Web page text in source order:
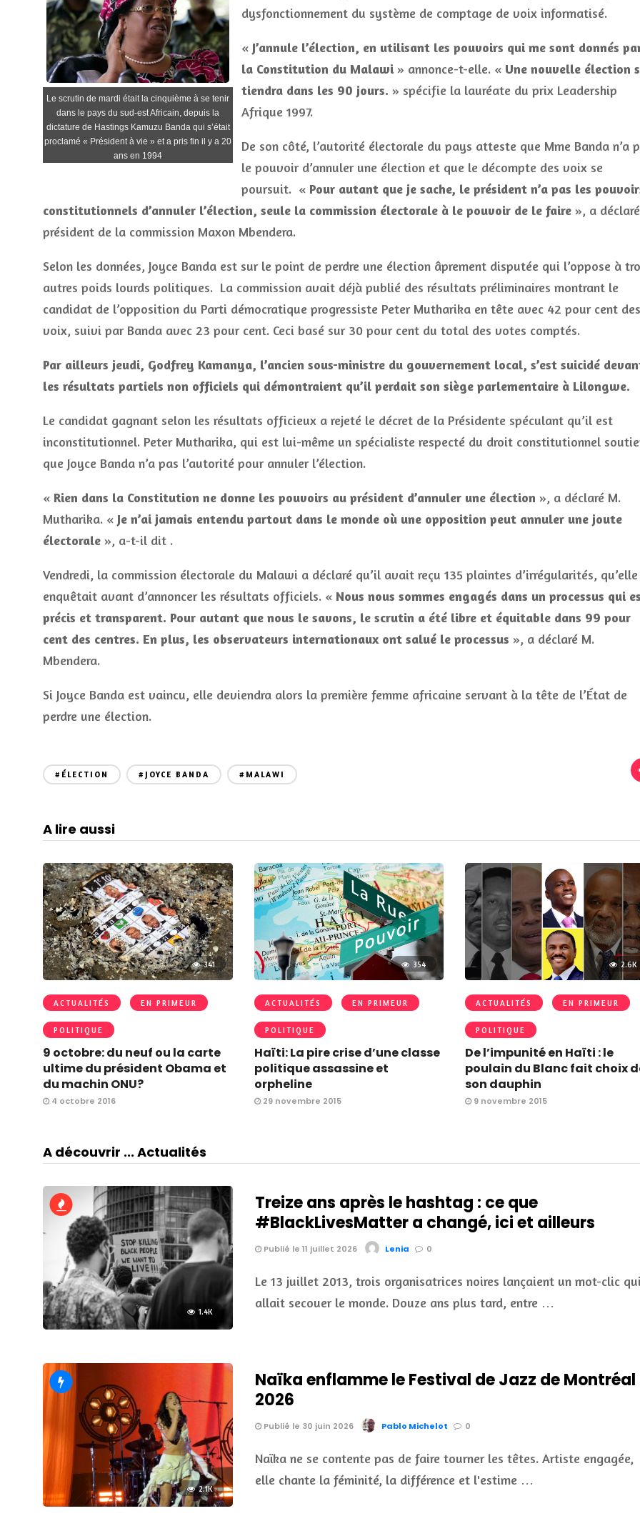
Le scrutin de mardi était la cinquième à se tenir
dans le pays du sud-est Africain, depuis la
dictature de Hastings Kamuzu Banda qui s’était
proclamé « Président à vie » et a pris fin il y a 20
ans en 1994
dysfonctionnement du système de comptage de voix informatisé.
« J’annule l’élection, en utilisant les pouvoirs qui me sont donnés
la Constitution du Malawi » annonce-t-elle. « Une nouvelle élection
tiendra dans les 90 jours. » spécifie la lauréate du prix Leadership
Afrique 1997.
De son côté, l’autorité électorale du pays atteste que Mme Banda n’a
le pouvoir d’annuler une élection et que le décompte des voix se
poursuit. « Pour autant que je sache, le président n’a pas les
constitutionnels d’annuler l’élection, seule la commission électorale à le pouvoir de le faire », a
président de la commission Maxon Mbendera.
Selon les données, Joyce Banda est sur ​​le point de perdre une élection âprement disputée qui l’oppose à
autres poids lourds politiques. La commission avait déjà publié des résultats préliminaires montrant le
candidat de l’opposition du Parti démocratique progressiste Peter Mutharika en tête avec 42 pour cent des
voix, suivi par Banda avec 23 pour cent. Ceci basé sur 30 pour cent du total des votes comptés.
Par ailleurs jeudi, Godfrey Kamanya, l’ancien sous-ministre du gouvernement local, s’est suicidé
les résultats partiels non officiels qui démontraient qu’il perdait son siège parlementaire à Lilongwe.
Le candidat gagnant selon les résultats officieux a rejeté le décret de la Présidente spéculant qu’il est
inconstitutionnel. Peter Mutharika, qui est lui-même un spécialiste respecté du droit constitutionnel
que Joyce Banda n’a pas l’autorité pour annuler l’élection.
« Rien dans la Constitution ne donne les pouvoirs au président d’annuler une élection », a déclaré M.
Mutharika. « Je n’ai jamais entendu partout dans le monde où une opposition peut annuler une joute
électorale », a-t-il dit .
Vendredi, la commission électorale du Malawi a déclaré qu’il avait reçu 135 plaintes d’irrégularités, qu’elle
enquêtait avant d’annoncer les résultats officiels. « Nous nous sommes engagés dans un processus qui
précis et transparent. Pour autant que nous le savons, le scrutin a été libre et équitable dans 99 pour
cent des centres. En plus, les observateurs internationaux ont salué le processus », a déclaré M.
Mbendera.
Si Joyce Banda est vaincu, elle deviendra alors la première femme africaine servant à la tête de l’État de
perdre une élection.
#ÉLECTION #JOYCE BANDA #MALAWI
A lire aussi
341
ACTUALITÉS EN PRIMEUR
POLITIQUE
9 octobre: du neuf ou la carte
ultime du président Obama et
du machin ONU?
4 octobre 2016
354
ACTUALITÉS EN PRIMEUR
POLITIQUE
Haïti: La pire crise d’une classe
politique assassine et
orpheline
29 novembre 2015
2.6K
ACTUALITÉS EN PRIMEUR
POLITIQUE
De l’impunité en Haïti : le
poulain du Blanc fait choix
son dauphin
9 novembre 2015
A découvrir ... Actualités
1.4K
Treize ans après le hashtag : ce que
#BlackLivesMatter a changé, ici et ailleurs
Publié le 11 juillet 2026 Lenia 0
Le 13 juillet 2013, trois organisatrices noires lançaient un mot-clic
allait secouer le monde. Douze ans plus tard, entre …
2.1K
Naïka enflamme le Festival de Jazz de Montréal
2026
Publié le 30 juin 2026 Pablo Michelot 0
Naïka ne se contente pas de faire tourner les têtes. Artiste engagée,
elle chante la féminité, la différence et l'estime …